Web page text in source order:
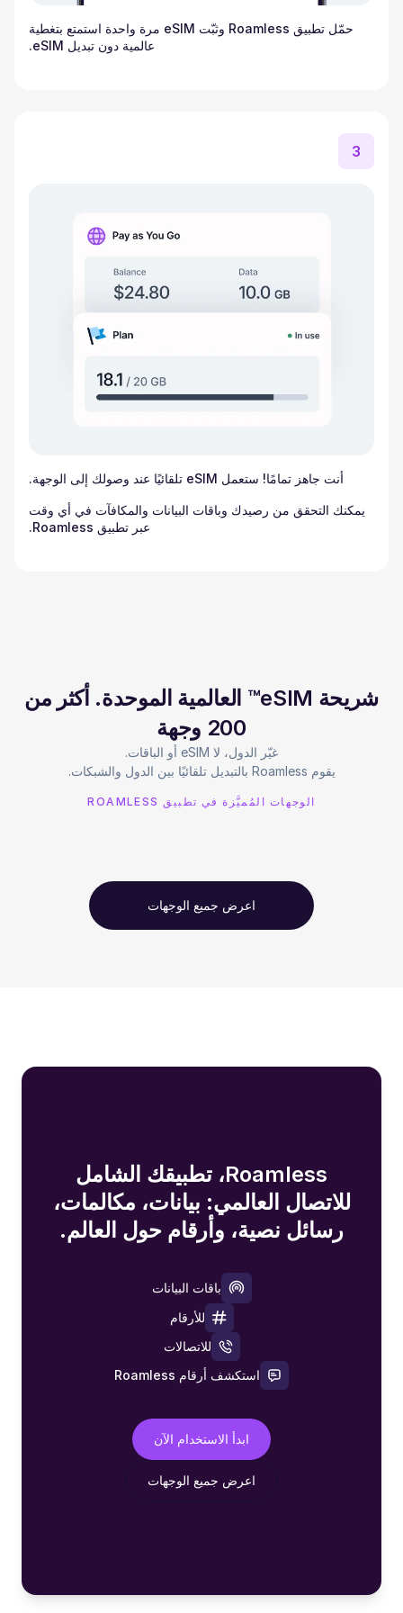
حمّل تطبيق Roamless وثبّت eSIM مرة واحدة استمتع بتغطية
عالمية دون تبديل eSIM.
3
أنت جاهز تمامًا! ستعمل eSIM تلقائيًا عند وصولك إلى الوجهة.
يمكنك التحقق من رصيدك وباقات البيانات والمكافآت في أي وقت
عبر تطبيق Roamless.
شريحة eSIM™ العالمية الموحدة. أكثر من
200 وجهة
يقوم Roamless بالتبديل تلقائيًا بين الدول والشبكات.
الوجهات المُميَّزة في تطبيق ROAMLESS
اعرض جميع الوجهات
Roamless، تطبيقك الشامل
للاتصال العالمي: بيانات، مكالمات،
رسائل نصية، وأرقام حول العالم.
باقات البيانات
للأرقام
للاتصالات
استكشف أرقام Roamless
ابدأ الاستخدام الآن
اعرض جميع الوجهات